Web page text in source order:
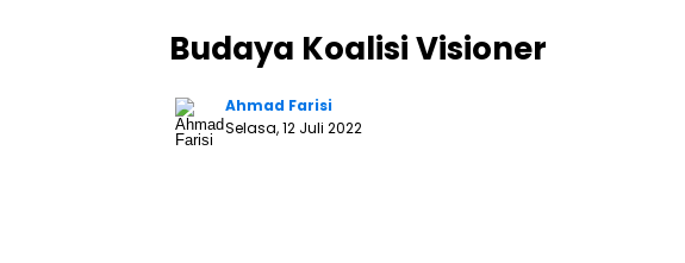
Budaya Koalisi Visioner
Ahmad Farisi
Selasa, 12 Juli 2022